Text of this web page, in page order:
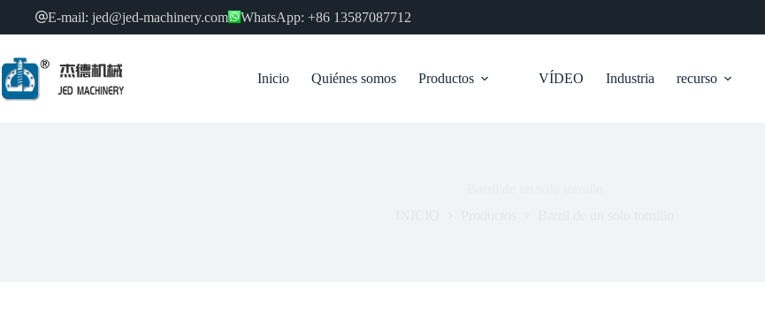
contenido
E-mail: jed@jed-machinery.com WhatsApp: +86 13587087712
Inicio Quiénes somos Productos VÍDEO Industria recurso